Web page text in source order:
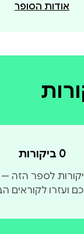
אודות הסופר
0 מתוך 5
0 ביקורות
ביקורות לספר
ועזרו לקוראים